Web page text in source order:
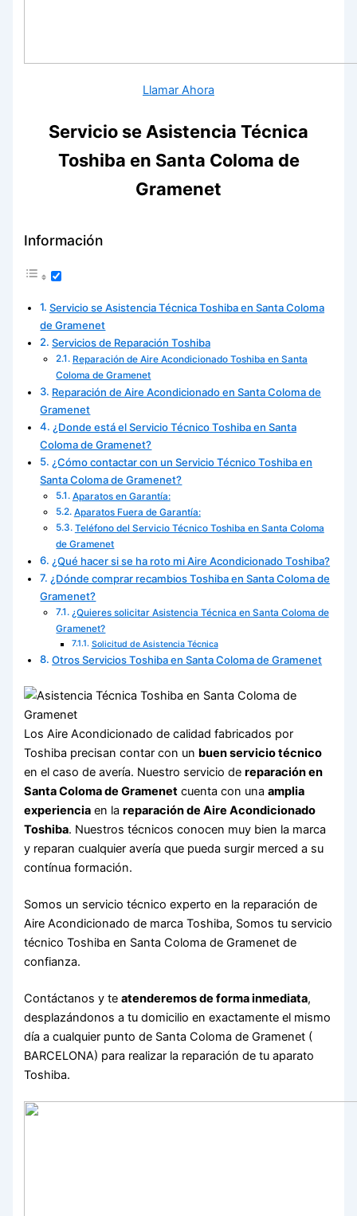
Llamar Ahora
Servicio se Asistencia Técnica
Toshiba en Santa Coloma de
Gramenet
Información
Servicio se Asistencia Técnica Toshiba en Santa Coloma
de Gramenet
Servicios de Reparación Toshiba
Reparación de Aire Acondicionado Toshiba en Santa
Coloma de Gramenet
Reparación de Aire Acondicionado en Santa Coloma de
Gramenet
¿Donde está el Servicio Técnico Toshiba en Santa
Coloma de Gramenet?
¿Cómo contactar con un Servicio Técnico Toshiba en
Santa Coloma de Gramenet?
Aparatos en Garantía:
Aparatos Fuera de Garantía:
Teléfono del Servicio Técnico Toshiba en Santa Coloma
de Gramenet
¿Qué hacer si se ha roto mi Aire Acondicionado Toshiba?
¿Dónde comprar recambios Toshiba en Santa Coloma de
Gramenet?
¿Quieres solicitar Asistencia Técnica en Santa Coloma de
Gramenet?
Solicitud de Asistencia Técnica
Otros Servicios Toshiba en Santa Coloma de Gramenet
Los Aire Acondicionado de calidad fabricados por
Toshiba precisan contar con un buen servicio técnico
en el caso de avería. Nuestro servicio dereparación en
Santa Coloma de Gramenet cuenta con unaamplia
experiencia en lareparación de Aire Acondicionado
Toshiba. Nuestros técnicos conocen muy bien la marca
y reparan cualquier avería que pueda surgir merced a su
contínua formación.
Somos un servicio técnico experto en la reparación de
Aire Acondicionado de marca Toshiba, Somos tu servicio
técnico Toshiba en Santa Coloma de Gramenet de
confianza.
Contáctanos y teatenderemos de forma inmediata,
desplazándonos a tu domicilio en exactamente el mismo
día a cualquier punto de Santa Coloma de Gramenet (
BARCELONA) para realizar la reparación de tu aparato
Toshiba.